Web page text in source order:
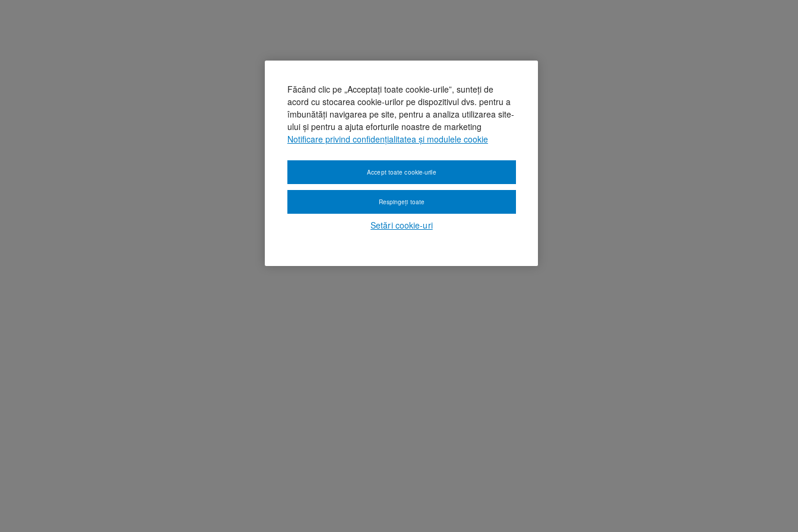
Făcând clic pe „Acceptați toate cookie-urile”, sunteți de
acord cu stocarea cookie-urilor pe dispozitivul dvs. pentru a
îmbunătăți navigarea pe site, pentru a analiza utilizarea site-
ului și pentru a ajuta eforturile noastre de marketing
Notificare privind confidențialitatea și modulele cookie
Setări cookie-uri
Respingeți toate
Accept toate cookie-urile